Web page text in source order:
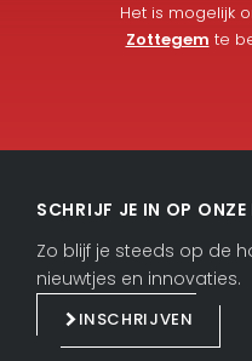
Het is mogelijk
Zottegem te
SCHRIJF JE IN OP ONZE
Zo blijf je steeds op de
nieuwtjes en innovaties.
INSCHRIJVEN